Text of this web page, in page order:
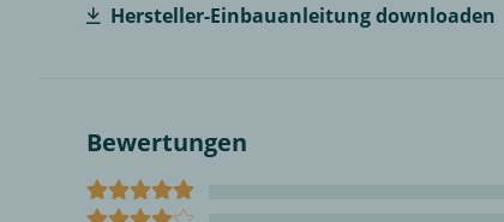
Hersteller-Einbauanleitung downloaden
Bewertungen